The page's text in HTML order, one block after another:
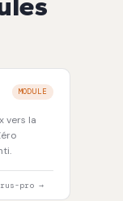
MODULE
vers la
pro →